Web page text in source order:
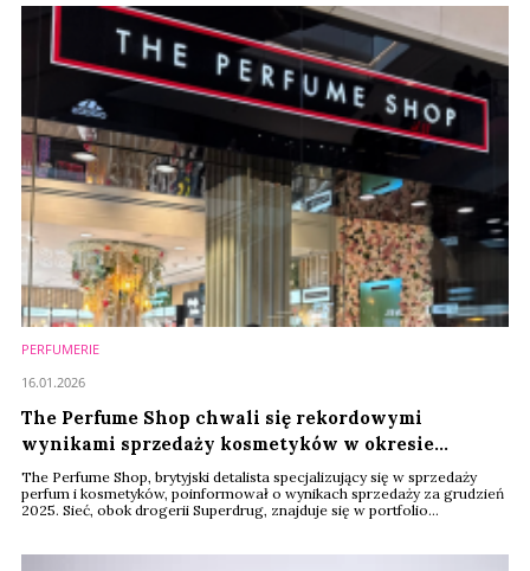
PERFUMERIE
The Perfume Shop chwali się rekordowymi
wynikami sprzedaży kosmetyków w okresie
świątecznym
The Perfume Shop, brytyjski detalista specjalizujący się w sprzedaży
perfum i kosmetyków, poinformował o wynikach sprzedaży za grudzień
2025. Sieć, obok drogerii Superdrug, znajduje się w portfolio
personalizację zakupionych prezentów.
16.01.2026